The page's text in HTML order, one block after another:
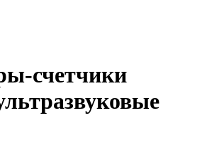
счетчики